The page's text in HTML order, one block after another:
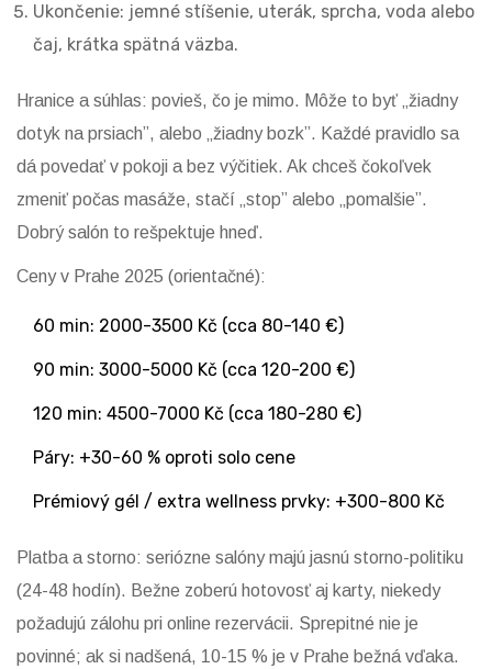
Ukončenie: jemné stíšenie, uterák, sprcha, voda alebo
čaj, krátka spätná väzba.
Hranice a súhlas: povieš, čo je mimo. Môže to byť „žiadny
dotyk na prsiach”, alebo „žiadny bozk”. Každé pravidlo sa
dá povedať v pokoji a bez výčitiek. Ak chceš čokoľvek
zmeniť počas masáže, stačí „stop” alebo „pomalšie”.
Dobrý salón to rešpektuje hneď.
Ceny v Prahe 2025 (orientačné):
60 min: 2000-3500 Kč (cca 80-140 €)
90 min: 3000-5000 Kč (cca 120-200 €)
120 min: 4500-7000 Kč (cca 180-280 €)
Páry: +30-60 % oproti solo cene
Prémiový gél / extra wellness prvky: +300-800 Kč
Platba a storno: seriózne salóny majú jasnú storno-politiku
(24-48 hodín). Bežne zoberú hotovosť aj karty, niekedy
požadujú zálohu pri online rezervácii. Sprepitné nie je
povinné; ak si nadšená, 10-15 % je v Prahe bežná vďaka.